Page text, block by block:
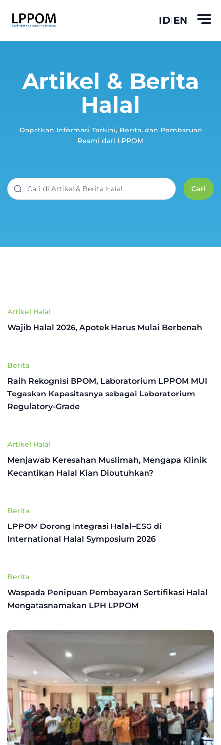
ID|EN
Artikel & Berita
Halal
Dapatkan Informasi Terkini, Berita, dan Pembaruan
Resmi dari LPPOM
Cari
Artikel Halal
Wajib Halal 2026, Apotek Harus Mulai Berbenah
Berita
Raih Rekognisi BPOM, Laboratorium LPPOM MUI
Tegaskan Kapasitasnya sebagai Laboratorium
Regulatory-Grade
Artikel Halal
Menjawab Keresahan Muslimah, Mengapa Klinik
Kecantikan Halal Kian Dibutuhkan?
Berita
LPPOM Dorong Integrasi Halal–ESG di
International Halal Symposium 2026
Berita
Waspada Penipuan Pembayaran Sertifikasi Halal
Mengatasnamakan LPH LPPOM